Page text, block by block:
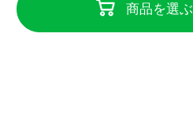
商品を選ぶ